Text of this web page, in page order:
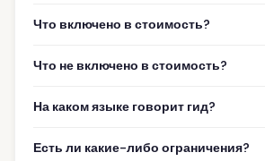
Что включено в стоимость?
Что не включено в стоимость?
На каком языке говорит гид?
Есть ли какие-либо ограничения?